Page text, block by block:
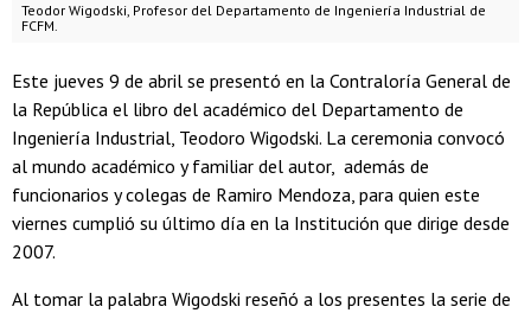
Teodor Wigodski, Profesor del Departamento de Ingeniería Industrial de
FCFM.
Este jueves 9 de abril se presentó en la Contraloría General de
la República el libro del académico del Departamento de
Ingeniería Industrial, Teodoro Wigodski. La ceremonia convocó
al mundo académico y familiar del autor, además de
funcionarios y colegas de Ramiro Mendoza, para quien este
viernes cumplió su último día en la Institución que dirige desde
2007.
Al tomar la palabra Wigodski reseñó a los presentes la serie de